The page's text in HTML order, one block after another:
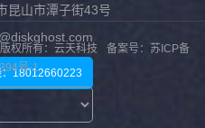
昆山市潭子街43号
18012660223
权所有：云天科技
备案号：苏ICP备
号-1